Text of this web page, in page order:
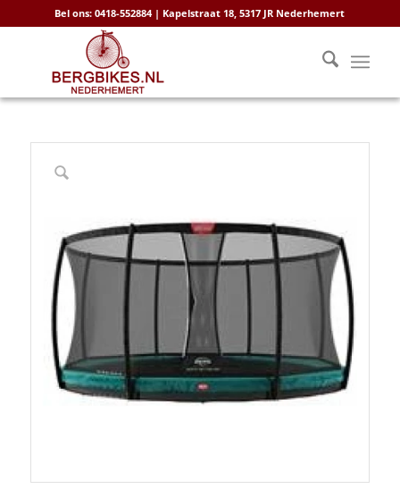
Bel ons: 0418-552884 | Kapelstraat 18, 5317 JR Nederhemert